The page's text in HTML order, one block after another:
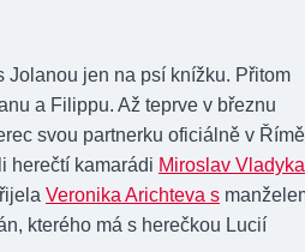
Jolanou jen na psí knížku. Přitom
a Filippu. Až teprve v březnu
svou partnerku oficiálně v
herečtí kamarádi Miroslav Vladyka
Veronika Arichteva s
kterého má s herečkou Lucií